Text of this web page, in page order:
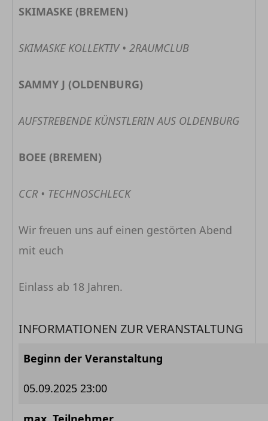
SKIMASKE (BREMEN)
SKIMASKE KOLLEKTIV • 2RAUMCLUB
SAMMY J (OLDENBURG)
AUFSTREBENDE KÜNSTLERIN AUS OLDENBURG
BOEE (BREMEN)
CCR • TECHNOSCHLECK
Wir freuen uns auf einen gestörten Abend
mit euch
Einlass ab 18 Jahren.
INFORMATIONEN ZUR VERANSTALTUNG
Beginn der Veranstaltung
05.09.2025 23:00